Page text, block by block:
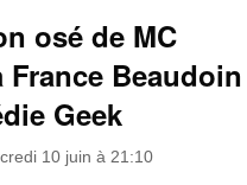
osé de MC
France Beaudoin
Geek
10 juin à 21:10